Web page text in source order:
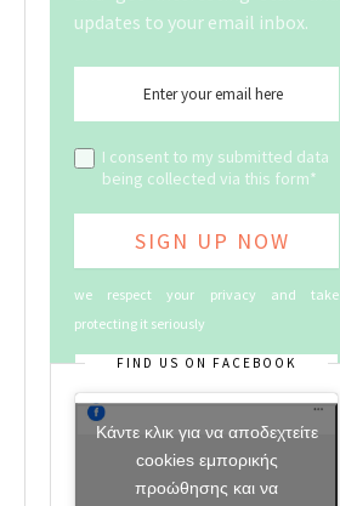
updates to your email inbox.
I consent to my submitted data
being collected via this form*
we respect your privacy and take
protecting it seriously
FIND US ON FACEBOOK
Κάντε κλικ για να αποδεχτείτε
cookies εμπορικής
προώθησης και να